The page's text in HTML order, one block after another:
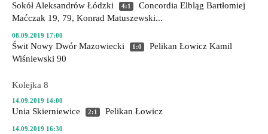
Sokół Aleksandrów Łódzki 4:1 Concordia Elbląg Bartłomiej
Maćczak 19, 79, Konrad Matuszewski...
08.09.2019 17:00
Świt Nowy Dwór Mazowiecki 1:0 Pelikan Łowicz Kamil
Wiśniewski 90
Kolejka 8
14.09.2019 14:00
Unia Skierniewice 2:1 Pelikan Łowicz
14.09.2019 16:30